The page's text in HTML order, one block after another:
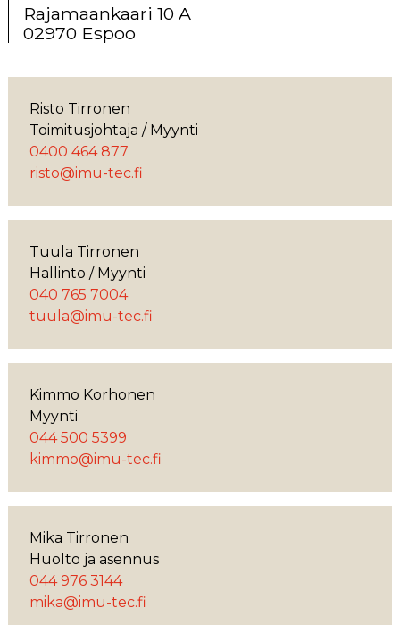
Rajamaankaari 10 A
02970 Espoo
Risto Tirronen
Toimitusjohtaja / Myynti
0400 464 877
risto@imu-tec.fi
Tuula Tirronen
Hallinto / Myynti
040 765 7004
tuula@imu-tec.fi
Kimmo Korhonen
Myynti
044 500 5399
kimmo@imu-tec.fi
Mika Tirronen
Huolto ja asennus
044 976 3144
mika@imu-tec.fi